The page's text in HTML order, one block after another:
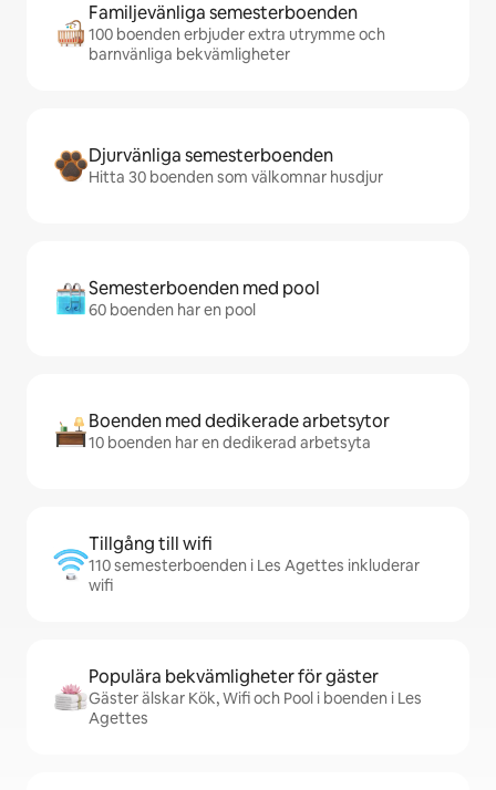
Familjevänliga semesterboenden
100 boenden erbjuder extra utrymme och
barnvänliga bekvämligheter
Djurvänliga semesterboenden
Hitta 30 boenden som välkomnar husdjur
Semesterboenden med pool
60 boenden har en pool
Boenden med dedikerade arbetsytor
10 boenden har en dedikerad arbetsyta
Tillgång till wifi
110 semesterboenden i Les Agettes inkluderar
wifi
Populära bekvämligheter för gäster
Gäster älskar Kök, Wifi och Pool i boenden i Les
Agettes